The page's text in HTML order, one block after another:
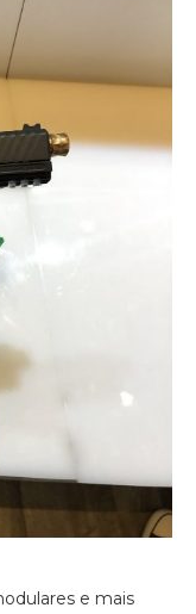
e mais